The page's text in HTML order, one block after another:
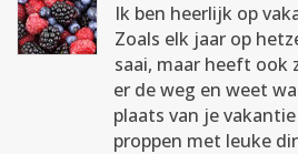
Ik ben heerlijk op
Zoals elk jaar op
saai, maar heeft ook
er de weg en weet
plaats van je
proppen met leuke